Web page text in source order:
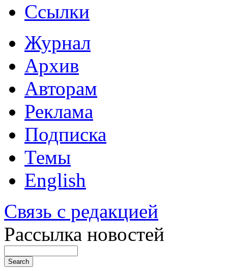
Ссылки
Журнал
Архив
Авторам
Реклама
Подписка
Темы
English
Связь с редакцией
Рассылка новостей